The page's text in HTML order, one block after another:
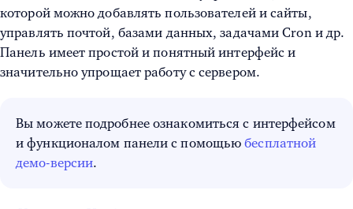
которой можно добавлять пользователей и сайты,
управлять почтой, базами данных, задачами Cron и др.
Панель имеет простой и понятный интерфейс и
значительно упрощает работу с сервером.
Вы можете подробнее ознакомиться с интерфейсом
и функционалом панели с помощью бесплатной
демо-версии.